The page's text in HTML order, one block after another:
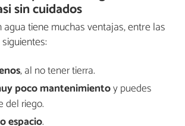
sin cuidados
tiene muchas ventajas, entre las
, al no tener tierra.
poco mantenimientoy puedes
del riego.
espacio.